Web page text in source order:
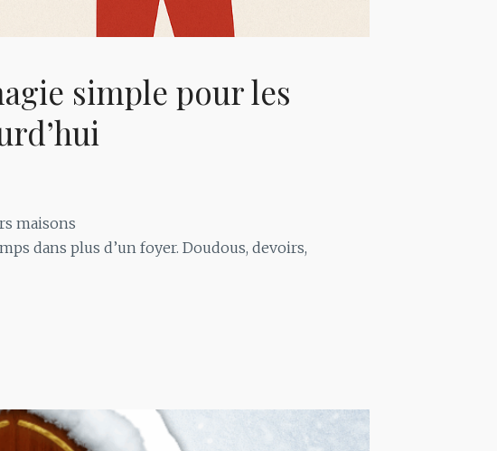
simple pour les
maisons
dans plus d’un foyer. Doudous, devoirs,